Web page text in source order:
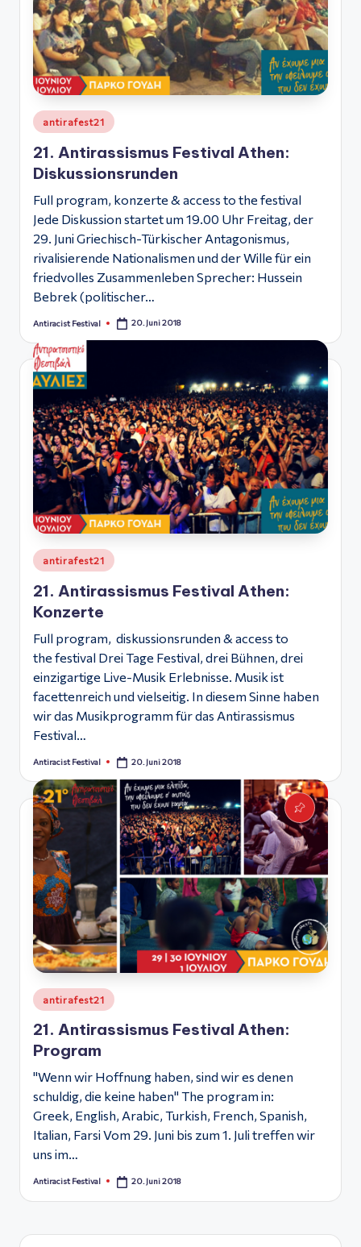
ό
Φ
ε
σ
τι
β
ά
λ
Α
θ
ή
ν
α
ς
Posted
in
antirafest21
21. Antirassismus Festival Athen:
Diskussionsrunden
Full program, konzerte & access to the festival
Jede Diskussion startet um 19.00 Uhr Freitag, der
29. Juni Griechisch-Türkischer Antagonismus,
rivalisierende Nationalismen und der Wille für ein
friedvolles Zusammenleben Sprecher: Hussein
Bebrek (politischer…
Posted
Antiracist Festival 20. Juni 2018
Posted
in
antirafest21
21. Antirassismus Festival Athen:
Konzerte
Full program, diskussionsrunden & access to
the festival Drei Tage Festival, drei Bühnen, drei
einzigartige Live-Musik Erlebnisse. Musik ist
facettenreich und vielseitig. In diesem Sinne haben
wir das Musikprogramm für das Antirassismus
Festival…
Posted
Antiracist Festival 20. Juni 2018
Posted
in
antirafest21
21. Antirassismus Festival Athen:
Program
"Wenn wir Hoffnung haben, sind wir es denen
schuldig, die keine haben" The program in:
Greek, English, Arabic, Turkish, French, Spanish,
Italian, Farsi Vom 29. Juni bis zum 1. Juli treffen wir
uns im…
Posted
Antiracist Festival 20. Juni 2018